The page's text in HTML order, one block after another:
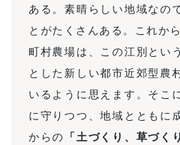
ある。素晴らしい地域なの
とがたくさんある。これか
町村農場は、この江別とい
とした新しい都市近郊型農
いるように思えます。そこ
に守りつつ、地域とともに
からの 「土づくり、草づく